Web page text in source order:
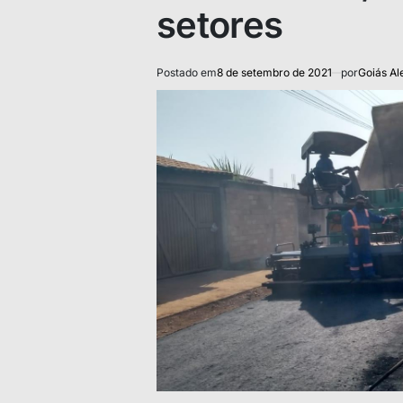
setores
Postado em8 de setembro de 2021 porGoiás